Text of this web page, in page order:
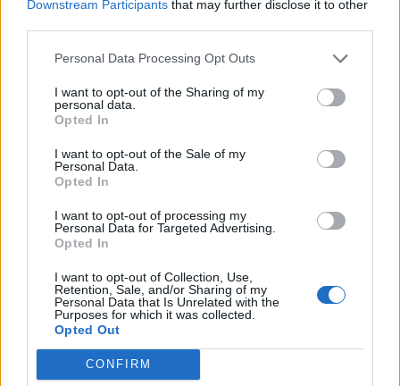
Downstream Participants that may further disclose it to other
Personal Data Processing Opt Outs
I want to opt-out of the Sharing of my
personal data.
Opted In
I want to opt-out of the Sale of my
Personal Data.
Opted In
I want to opt-out of processing my
Personal Data for Targeted Advertising.
Opted In
I want to opt-out of Collection, Use,
Retention, Sale, and/or Sharing of my
Personal Data that Is Unrelated with the
Purposes for which it was collected.
Opted Out
CONFIRM
«Το Τελευταίο Φως της Πατησίων»:
Κυκλοφόρησε το νέο αστυνομικό
Η Στρέζοβα: Αναμνήσεις από τις μάχες του
Δημοκρατικού στρατού